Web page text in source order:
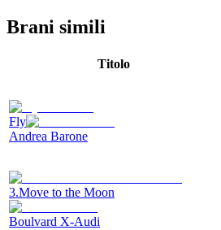
Brani simili
Titolo
Fly
Andrea Barone
3.Move to the Moon
Boulvard X-Audi